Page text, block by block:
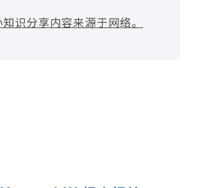
识分享内容来源于网络。